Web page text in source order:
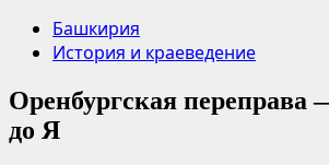
Башкирия
История и краеведение
Оренбургская
до Я